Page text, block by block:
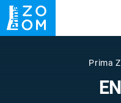
UFO
VETŘELCI
Prima